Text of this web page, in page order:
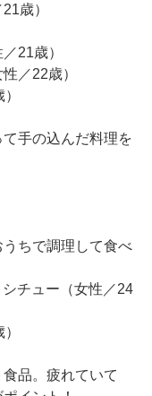
歳）
21歳）
／22歳）
手の込んだ料理を
うちで調理して食べ
チュー（女性／24
品。疲れていて